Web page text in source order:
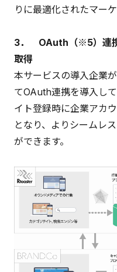
りに最適化されたマー
3． OAuth（※5）連携
取得
本サービスの導入企業
てOAuth連携を導入し
イト登録時に企業アカ
となり、よりシームレ
ができます。